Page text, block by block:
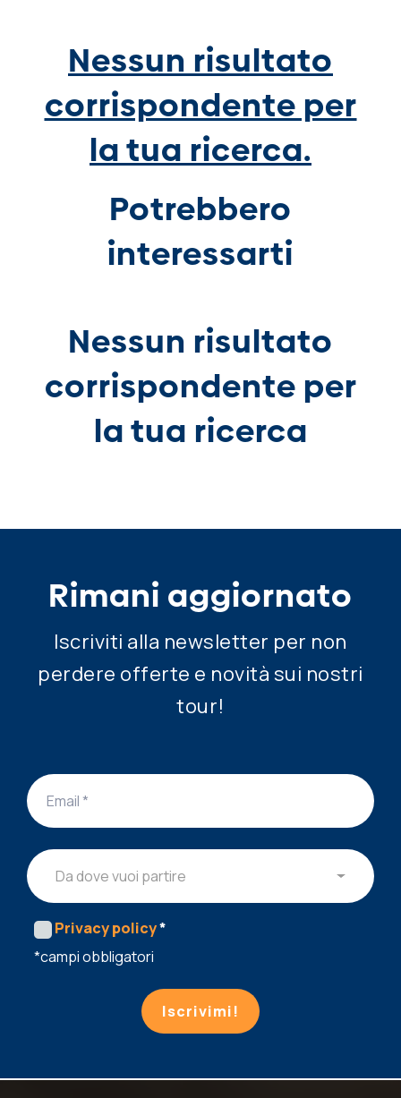
Nessun risultato
corrispondente per
la tua ricerca.
Potrebbero
interessarti
Nessun risultato
corrispondente per
la tua ricerca
Rimani aggiornato
Iscriviti alla newsletter per non
perdere offerte e novità sui nostri
tour!
Da dove vuoi partire
Privacy policy*
*campi obbligatori
Iscrivimi!